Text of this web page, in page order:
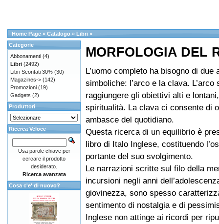
Home Page » Catalogo » Libri »
MORFOLOGIA DEL
L’uomo completo ha bisogno di due
simboliche: l’arco e la clava. L’arco
raggiungere gli obiettivi alti e
spiritualità. La clava ci consente di
ambasce del quotidiano.
Questa ricerca di un equilibrio è
libro di Italo Inglese, costituendo
portante del suo svolgimento.
Le narrazioni scritte sul filo della
incursioni negli anni
giovinezza, sono spesso
sentimento di nostalgia e di
Inglese non attinge ai ricordi per
Categorie
Abbonamenti (4)
Libri (2492)
Libri Scontati 30% (30)
Magazines-> (142)
Promozioni (19)
Gadgets (2)
Produttori
Ricerca Veloce
Usa parole chiave per
cercare il prodotto
desiderato.
Ricerca avanzata
Cosa c'e' di nuovo?